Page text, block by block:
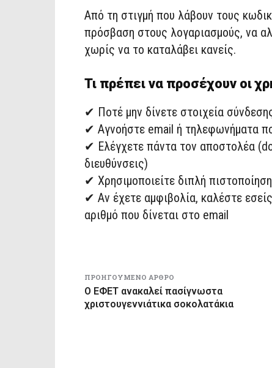
Από τη στιγμή που λάβουν τους
πρόσβαση στους λογαριασμούς, να
χωρίς να το καταλάβει κανείς.
Τι πρέπει να προσέχουν οι
✔ Ποτέ μην δίνετε στοιχεία
✔ Αγνοήστε email ή τηλεφωνήματα
✔ Ελέγχετε πάντα τον αποστολέα
διευθύνσεις)
✔ Χρησιμοποιείτε διπλή
✔ Αν έχετε αμφιβολία, καλέστε
αριθμό που δίνεται στο email
ΠΡΟΗΓΟΎΜΕΝΟ ΆΡΘΡΟ
Ο ΕΦΕΤ ανακαλεί πασίγνωστα
χριστουγεννιάτικα σοκολατάκια